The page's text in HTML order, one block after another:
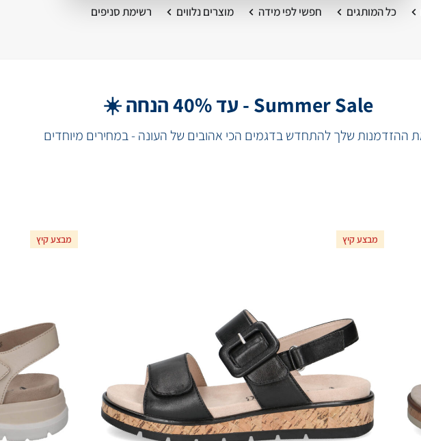
כל המותגים חפשי לפי מידה מוצרים נלווים רשימת סניפים
Summer Sale - עד 40% הנחה ☀️
ההזדמנות שלך להתחדש בדגמים הכי אהובים של העונה - במחירים מיוחדים
מבצע קיץ מבצע קיץ